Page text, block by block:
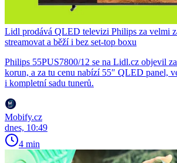
Lidl prodává QLED televizi Philips za velmi
streamovat a běží i bez set-top boxu
Philips 55PUS7800/12 se na Lidl.cz objevil
korun, a za tu cenu nabízí 55″ QLED panel,
i kompletní sadu tunerů.
Mobify.cz
dnes, 10:49
4 min